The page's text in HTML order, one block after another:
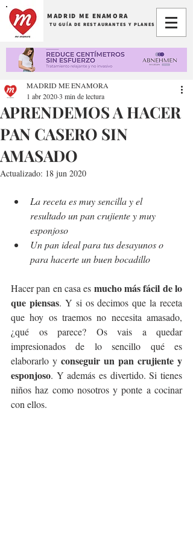
MADRID ME ENAMORA
TU GUÍA DE RESTAURANTES Y PLANES
APRENDEMOS A HACER
PAN CASERO SIN
AMASADO
MADRID ME ENAMORA
1 abr 20203 min de lectura
Actualizado: 18 jun 2020
La receta es muy sencilla y el
resultado un pan crujiente y muy
esponjoso
Un pan ideal para tus desayunos o
para hacerte un buen bocadillo
Hacer pan en casa es mucho más fácil de lo
que piensas. Y si os decimos que la receta
que hoy os traemos no necesita amasado,
¿qué os parece? Os vais a quedar
impresionados de lo sencillo qué es
elaborarlo y conseguir un pan crujiente y
esponjoso. Y además es divertido. Si tienes
niños haz como nosotros y ponte a cocinar
con ellos.